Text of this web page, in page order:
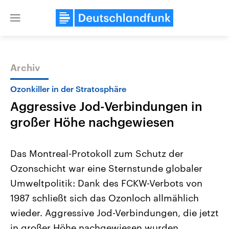
Close
Themen
Landtagswahl Sachsen-Anhalt
2026
Alle Informationen
Sachsen-Anhalt wählt am 6.
September 2026 einen neuen
Landtag. Seit 2021 wird das
Bundesland von einer Koalition aus
USA
Aktuelle Beiträge,
Hintergründe
Wirtschaftlich und
gehören die Vereinigten
den mächtigsten Ländern
mit großem Einfluss auf
Archiv
Ozonkiller in der Stratosphäre
Aggressive Jod-Verbindungen in
großer Höhe nachgewiesen
Das Montreal-Protokoll zum Schutz der
Ozonschicht war eine Sternstunde globaler
Umweltpolitik: Dank des FCKW-Verbots von
1987 schließt sich das Ozonloch allmählich
wieder. Aggressive Jod-Verbindungen, die jetzt